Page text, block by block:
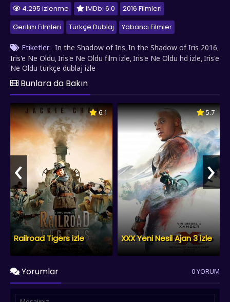
4.295 izlenme IMDb: 6.0
2016 Filmleri
Gerilim Filmleri
Türkçe Dublaj Yabancı Filmler
Etiketler: In the Shadow of Iris,In the Shadow of Iris 2016,
Iris'e Ne Oldu,Iris'e Ne Oldu film izle,Iris'e Ne Oldu hd izle,Iris'e
Ne Oldu türkçe dublaj izle
Bunlara da Bakın
6.1
Railroad Tigers izle
5.7
XXX Yeni Nesil Ajan 3 izle
‹ ›
Yorumlar 0 YORUM